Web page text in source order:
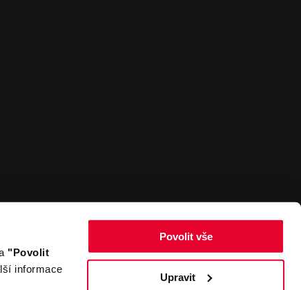
"Povolit
informace
Povolit vše
Upravit
Zpět nahoru